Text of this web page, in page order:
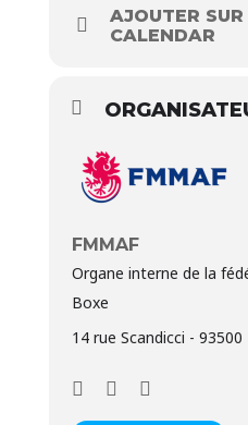
AJOUTER SUR
CALENDAR
FMMAF
Organe interne de la
Boxe
14 rue Scandicci - 93500